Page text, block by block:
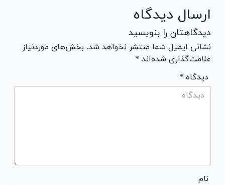
ارسال دیدگاه
دیدگاهتان را بنویسید
نشانی ایمیل شما منتشر نخواهد شد. بخش‌های موردنیاز
علامت‌گذاری شده‌اند *
* دیدگاه
نام